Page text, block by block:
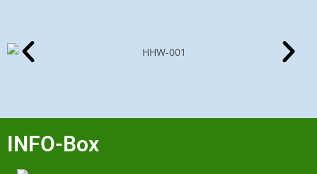
INFO-Box